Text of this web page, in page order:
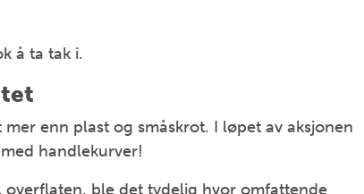
å ta tak i.
enn plast og småskrot. I løpet av aksjonen
handlekurver!
ble det tydelig hvor omfattende